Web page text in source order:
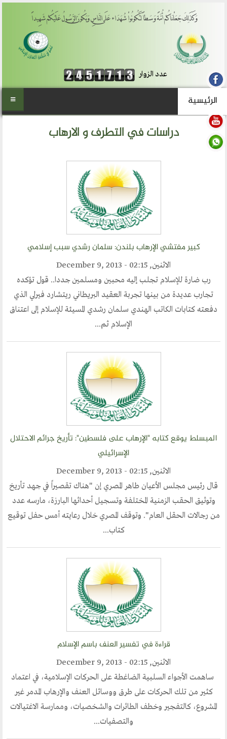
وَكَذَلِكَ جَعَلْنَاكُمْ أُمَّةً وَسَطاً لِّتَكُونُواْ شُهَدَاء عَلَى النَّاسِ وَيَكُونَ الرَّسُولُ عَلَيْكُمْ شَهِيداً
عدد الزوار
المنتدى العالمي للوسطية
أهداف المنتدى
الفكرة والتأسيس
تطلعاتنا
مكتبنا الدائم
منتدى الوسطية للفكر و الثقافة
الفكرة و التأسيس
اهدافنا
تطلعاتنا
الهيئة الادارية
الفروع
أقسام الموقع
الحوار في القران الكريم
الحوار في السيرة
الحوار مع الاخر
نشاطاتنا
دراسات في الوسطية والتطرف والارهاب
نشاطاتنا
أقسام المنتدى
الرئيسية
دراسات في التطرف و الارهاب
كبير مفتشي الإرهاب بلندن: سلمان رشدي سبب إسلامي
الاثنين, December 9, 2013 - 02:15
رب ضارة للإسلام تجلب إليه محبين ومسلمين جددا.. قول تؤكده
تجارب عديدة من بينها تجربة العقيد البريطاني ريتشارد فيرلي الذي
دفعته كتابات الكاتب الهندي سلمان رشدي المسيئة للإسلام إلى اعتناق
الإسلام ثم...
المبسلط يوقع كتابه "الإرهاب على فلسطين": تأريخ جرائم الاحتلال
الإسرائيلي
الاثنين, December 9, 2013 - 02:15
قال رئيس مجلس الأعيان طاهر المصري إن "هناك تقصيراً في جهد تأريخ
وتوثيق الحقب الزمنية المختلفة وتسجيل أحداثها البارزة، مارسه عدد
من رجالات الحقل العام". وتوقف المصري خلال رعايته أمس حفل توقيع
كتاب...
قراءة في تفسير العنف باسم الإسلام
الاثنين, December 9, 2013 - 02:15
ساهمت الأجواء السلبية الضاغطة على الحركات الإسلامية، في اعتماد
كثير من تلك الحركات على طرق ووسائل العنف والإرهاب المدمر غير
المشروع، كالتفجير وخطف الطائرات والشخصيات، وممارسة الاغتيالات
والتصفيات...